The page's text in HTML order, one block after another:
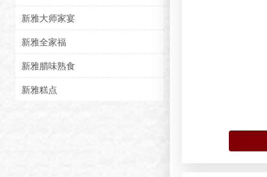
新雅大师家宴
新雅全家福
新雅腊味熟食
新雅糕点